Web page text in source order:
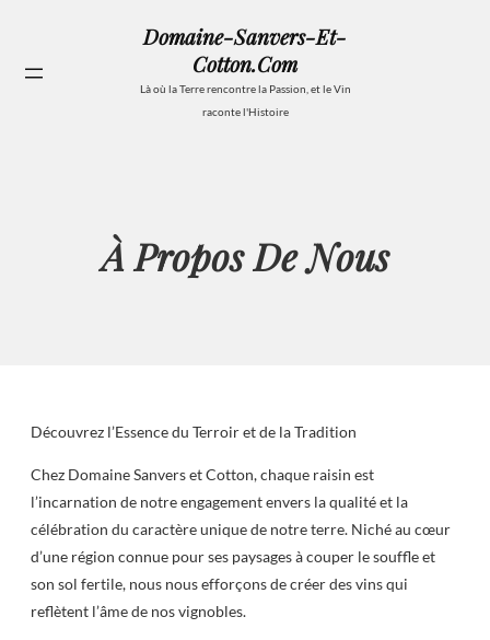
contenu
Domaine-Sanvers-Et-
Cotton.com
Là où la Terre rencontre la Passion, et le Vin
raconte l'Histoire
À Propos De Nous
Découvrez l’Essence du Terroir et de la Tradition
Chez Domaine Sanvers et Cotton, chaque raisin est
l’incarnation de notre engagement envers la qualité et la
célébration du caractère unique de notre terre. Niché au cœur
d’une région connue pour ses paysages à couper le souffle et
son sol fertile, nous nous efforçons de créer des vins qui
reflètent l’âme de nos vignobles.